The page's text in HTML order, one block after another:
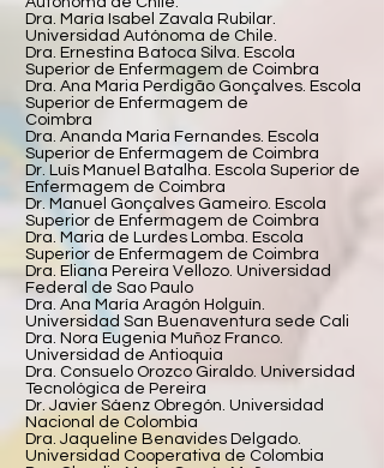
Dra. María Isabel Zavala Rubilar.
Universidad Autónoma de Chile.
Dra. Ernestina Batoca Silva. Escola
Superior de Enfermagem de Coimbra
Dra. Ana Maria Perdigão Gonçalves. Escola
Superior de Enfermagem de
Coimbra
Dra. Ananda Maria Fernandes. Escola
Superior de Enfermagem de Coimbra
Dr. Luís Manuel Batalha. Escola Superior de
Enfermagem de Coimbra
Dr. Manuel Gonçalves Gameiro. Escola
Superior de Enfermagem de Coimbra
Dra. Maria de Lurdes Lomba. Escola
Superior de Enfermagem de Coimbra
Dra. Eliana Pereira Vellozo. Universidad
Federal de Sao Paulo
Dra. Ana María Aragón Holguín.
Universidad San Buenaventura sede Cali
Dra. Nora Eugenia Muñoz Franco.
Universidad de Antioquia
Dra. Consuelo Orozco Giraldo. Universidad
Tecnológica de Pereira
Dr. Javier Sáenz Obregón. Universidad
Nacional de Colombia
Dra. Jaqueline Benavides Delgado.
Universidad Cooperativa de Colombia